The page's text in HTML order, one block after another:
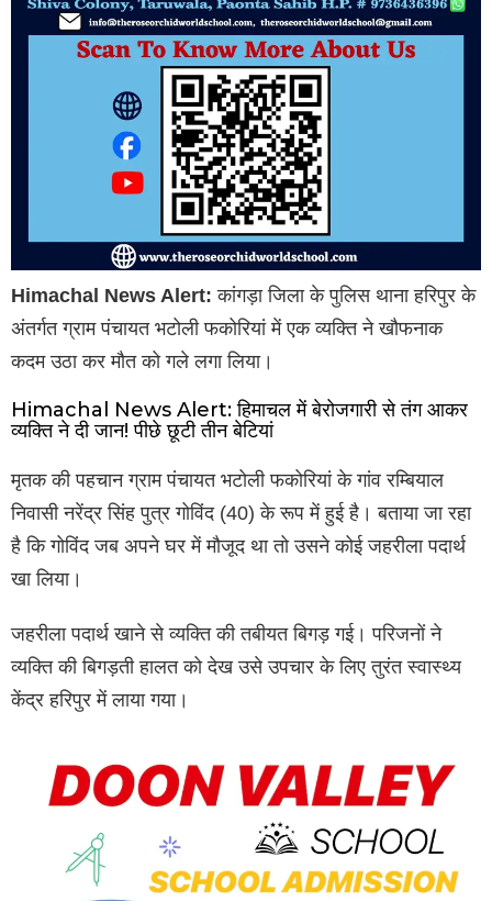
Himachal News Alert: कांगड़ा जिला के पुलिस थाना हरिपुर के
अंतर्गत ग्राम पंचायत भटोली फकोरियां में एक व्यक्ति ने खौफनाक
कदम उठा कर मौत को गले लगा लिया।
Himachal News Alert: हिमाचल में बेरोजगारी से तंग आकर
व्यक्ति ने दी जान! पीछे छूटी तीन बेटियां
मृतक की पहचान ग्राम पंचायत भटोली फकोरियां के गांव रम्बियाल
निवासी नरेंद्र सिंह पुत्र गोविंद (40) के रूप में हुई है। बताया जा रहा
है कि गोविंद जब अपने घर में मौजूद था तो उसने कोई जहरीला पदार्थ
खा लिया।
जहरीला पदार्थ खाने से व्यक्ति की तबीयत बिगड़ गई। परिजनों ने
व्यक्ति की बिगड़ती हालत को देख उसे उपचार के लिए तुरंत स्वास्थ्य
केंद्र हरिपुर में लाया गया।